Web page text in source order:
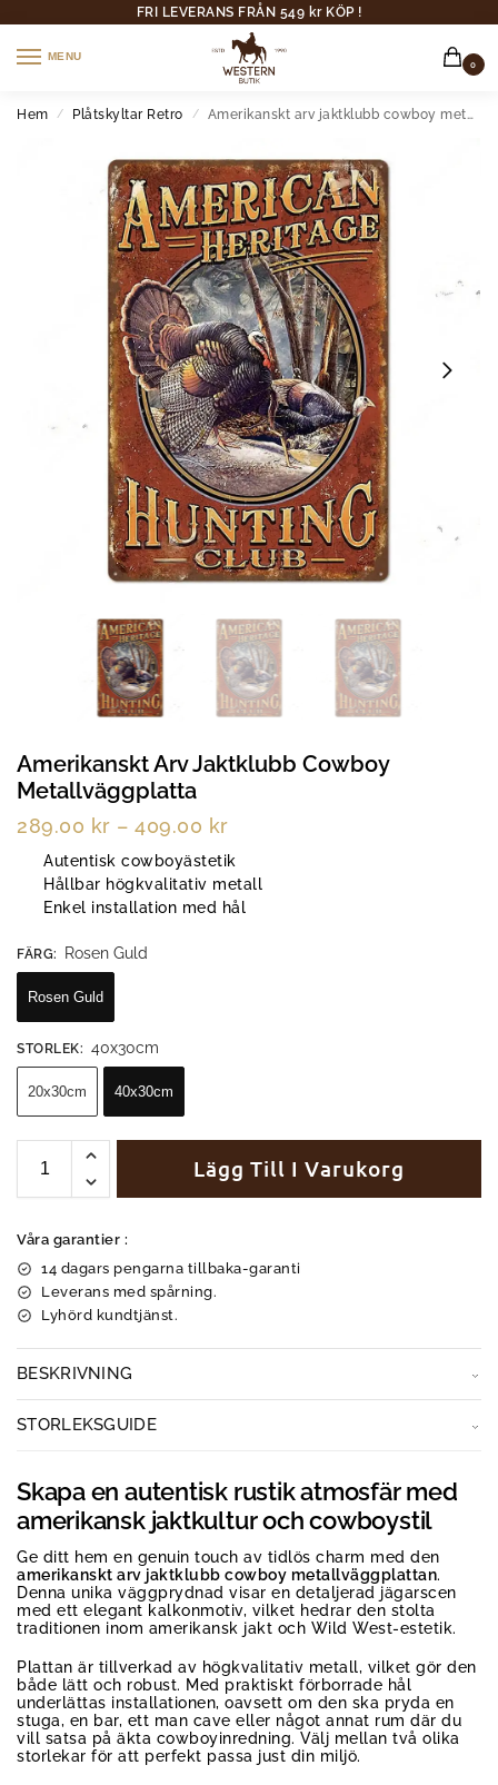
FRI LEVERANS FRÅN 549 kr KÖP !
MENU
0
Hem / Plåtskyltar Retro / Amerikanskt arv jaktklubb cowboy metallväggplatta
Amerikanskt Arv Jaktklubb Cowboy
Metallväggplatta
289.00 kr – 409.00 kr
Autentisk cowboyästetik
Hållbar högkvalitativ metall
Enkel installation med hål
FÄRG: Rosen Guld
Rosen Guld
STORLEK: 40x30cm
20x30cm 40x30cm
Lägg Till I Varukorg
Våra garantier :
14 dagars pengarna tillbaka-garanti
Leverans med spårning.
Lyhörd kundtjänst.
BESKRIVNING
STORLEKSGUIDE
Skapa en autentisk rustik atmosfär med
amerikansk jaktkultur och cowboystil
Ge ditt hem en genuin touch av tidlös charm med den
amerikanskt arv jaktklubb cowboy metallväggplattan.
Denna unika väggprydnad visar en detaljerad jägarscen
med ett elegant kalkonmotiv, vilket hedrar den stolta
traditionen inom amerikansk jakt och Wild West-estetik.
Plattan är tillverkad av högkvalitativ metall, vilket gör den
både lätt och robust. Med praktiskt förborrade hål
underlättas installationen, oavsett om den ska pryda en
stuga, en bar, ett man cave eller något annat rum där du
vill satsa på äkta cowboyinredning. Välj mellan två olika
storlekar för att perfekt passa just din miljö.